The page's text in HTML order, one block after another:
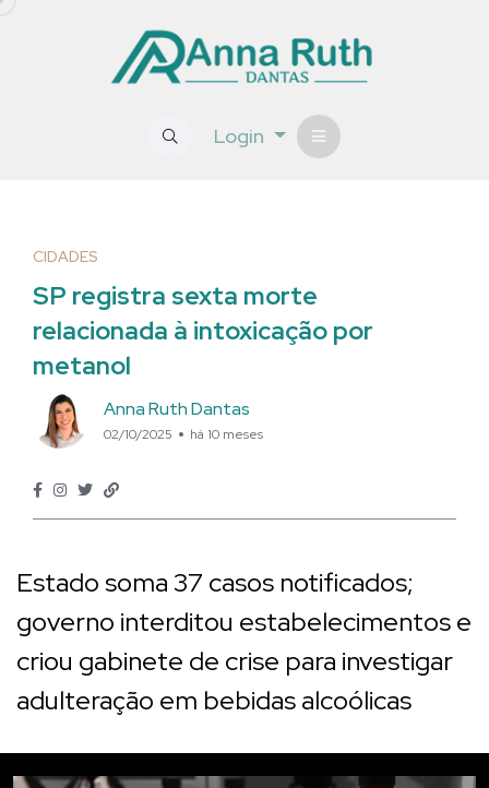
Login
CIDADES
SP registra sexta morte
relacionada à intoxicação por
metanol
Anna Ruth Dantas
02/10/2025 há 10 meses
Estado soma 37 casos notificados;
governo interditou estabelecimentos e
criou gabinete de crise para investigar
adulteração em bebidas alcoólicas